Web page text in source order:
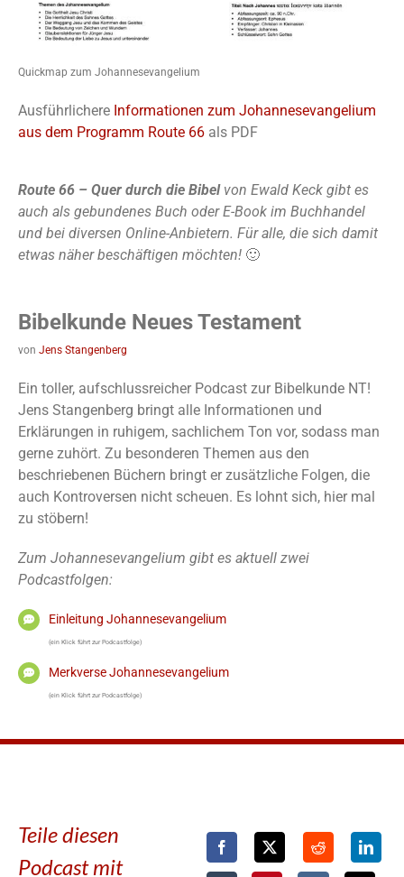
Quickmap zum Johannesevangelium
Ausführlichere Informationen zum Johannesevangelium
aus dem Programm Route 66 als PDF
Route 66 – Quer durch die Bibel von Ewald Keck gibt es
auch als gebundenes Buch oder E-Book im Buchhandel
und bei diversen Online-Anbietern. Für alle, die sich damit
etwas näher beschäftigen möchten! 🙂
Bibelkunde Neues Testament
von Jens Stangenberg
Ein toller, aufschlussreicher Podcast zur Bibelkunde NT!
Jens Stangenberg bringt alle Informationen und
Erklärungen in ruhigem, sachlichem Ton vor, sodass man
gerne zuhört. Zu besonderen Themen aus den
beschriebenen Büchern bringt er zusätzliche Folgen, die
auch Kontroversen nicht scheuen. Es lohnt sich, hier mal
zu stöbern!
Zum Johannesevangelium gibt es aktuell zwei
Podcastfolgen:
Einleitung Johannesevangelium
(ein Klick führt zur Podcastfolge)
Merkverse Johannesevangelium
(ein Klick führt zur Podcastfolge)
Teile diesen
Podcast mit